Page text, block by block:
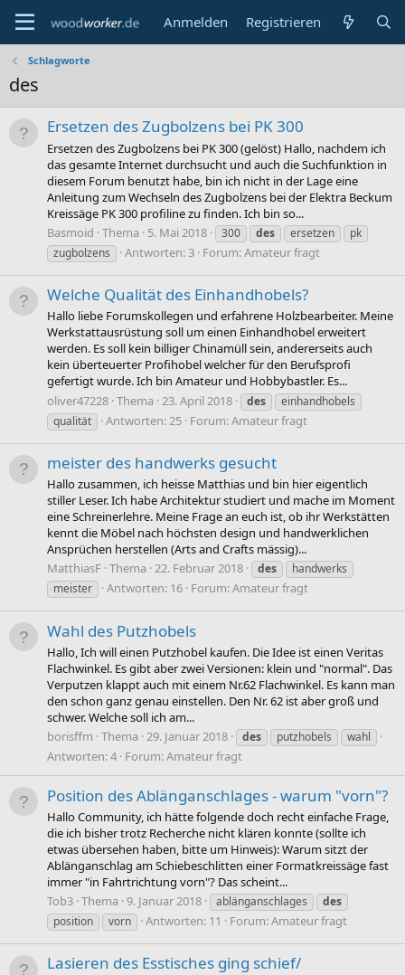
Anmelden Registrieren
Schlagworte
des
Ersetzen des Zugbolzens bei PK 300
Ersetzen des Zugbolzens bei PK 300 (gelöst) Hallo, nachdem ich
das gesamte Internet durchsucht und auch die Suchfunktion in
diesem Forum benutzt habe, bin ich nicht in der Lage eine
Anleitung zum Wechseln des Zugbolzens bei der Elektra Beckum
Kreissäge PK 300 profiline zu finden. Ich bin so...
Basmoid Thema 5. Mai 2018 300 des ersetzen
pk
zugbolzens
Antworten: 3 Forum:Amateur fragt
Welche Qualität des Einhandhobels?
Hallo liebe Forumskollegen und erfahrene Holzbearbeiter. Meine
Werkstattausrüstung soll um einen Einhandhobel erweitert
werden. Es soll kein billiger Chinamüll sein, andererseits auch
kein überteuerter Profihobel welcher für den Berufsprofi
gefertigt wurde. Ich bin Amateur und Hobbybastler. Es...
oliver47228 Thema 23. April 2018 des
einhandhobels
qualität
Antworten: 25 Forum:Amateur fragt
meister des handwerks gesucht
Hallo zusammen, ich heisse Matthias und bin hier eigentlich
stiller Leser. Ich habe Architektur studiert und mache im Moment
eine Schreinerlehre. Meine Frage an euch ist, ob ihr Werkstätten
kennt die Möbel nach höchsten design und handwerklichen
Ansprüchen herstellen (Arts and Crafts mässig)...
MatthiasF Thema 22. Februar 2018 des
handwerks
meister
Antworten: 16 Forum:Amateur fragt
Wahl des Putzhobels
Hallo, Ich will einen Putzhobel kaufen. Die Idee ist einen Veritas
Flachwinkel. Es gibt aber zwei Versionen: klein und "normal". Das
Verputzen klappt auch mit einem Nr.62 Flachwinkel. Es kann man
den schon ganz genau einstellen. Den Nr. 62 ist aber groß und
schwer. Welche soll ich am...
borisffm Thema 29. Januar 2018 des putzhobels wahl
Antworten: 4 Forum:Amateur fragt
Position des Ablänganschlages - warum "vorn"?
Hallo Community, ich hätte folgende doch recht einfache Frage,
die ich bisher trotz Recherche nicht klären konnte (sollte ich
etwas übersehen haben, bitte um Hinweis): Warum sitzt der
Ablänganschlag am Schiebeschlitten einer Formatkreissäge fast
immer "in Fahrtrichtung vorn"? Das scheint...
Tob3 Thema 9. Januar 2018 ablänganschlages
des
position
vorn Antworten: 11 Forum:Amateur fragt
Lasieren des Esstisches ging schief/